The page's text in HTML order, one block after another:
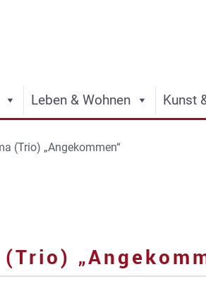
Leben & Wohnen Kunst
(Trio) „Angekommen“